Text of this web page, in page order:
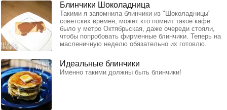
Блинчики Шоколадница
Такими я запомнила блинчики из "Шоколадницы"
советских времен, может кто помнит такое кафе
было у метро Октябрьская, даже очереди стояли,
чтобы попробовать фирменные блинчики. Теперь на
масленичную неделю обязательно их готовлю.
Идеальные блинчики
Именно такими должны быть блинчики!